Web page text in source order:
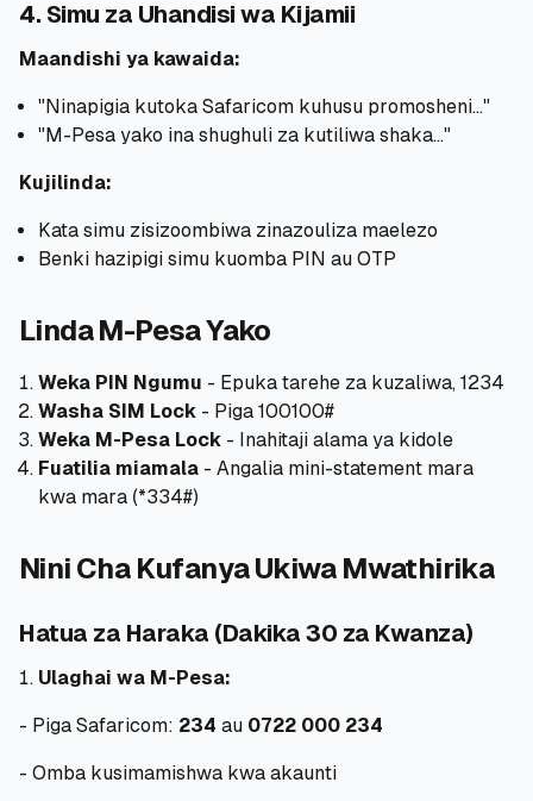
4. Simu za Uhandisi wa Kijamii
Maandishi ya kawaida:
"Ninapigia kutoka Safaricom kuhusu promosheni..."
"M-Pesa yako ina shughuli za kutiliwa shaka..."
Kujilinda:
Kata simu zisizoombiwa zinazouliza maelezo
Benki hazipigi simu kuomba PIN au OTP
Linda M-Pesa Yako
Weka PIN Ngumu - Epuka tarehe za kuzaliwa, 1234
Washa SIM Lock - Piga 100100#
Weka M-Pesa Lock - Inahitaji alama ya kidole
Fuatilia miamala - Angalia mini-statement mara
kwa mara (*334#)
Nini Cha Kufanya Ukiwa Mwathirika
Hatua za Haraka (Dakika 30 za Kwanza)
Ulaghai wa M-Pesa:
- Piga Safaricom: 234 au 0722 000 234
- Omba kusimamishwa kwa akaunti